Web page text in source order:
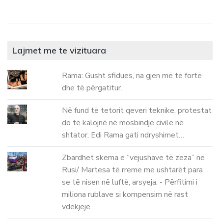
Lajmet me te vizituara
Rama: Gusht sfidues, na gjen më të fortë
dhe të përgatitur.
Në fund të tetorit qeveri teknike, protestat
do të kalojnë në mosbindje civile në
shtator, Edi Rama gati ndryshimet…
Zbardhet skema e “vejushave të zeza” në
Rusi/ Martesa të rreme me ushtarët para
se të nisen në luftë, arsyeja: - Përfitimi i
miliona rublave si kompensim në rast
vdekjeje